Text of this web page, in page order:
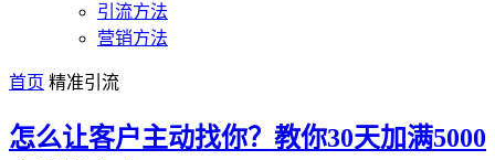
引流方法
营销方法
首页 精准引流
怎么让客户主动找你？教你30天加满5000